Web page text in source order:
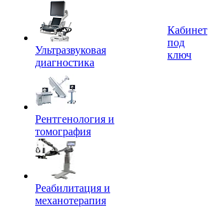
Ультразвуковая
диагностика
Рентгенология и
томография
Реабилитация и
механотерапия
Кабинет
под
ключ